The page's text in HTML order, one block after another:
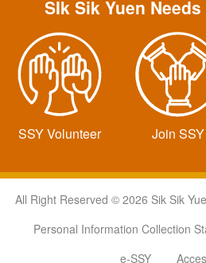
SIk Sik Yuen
SSY Volunteer Join SSY
All Right Reserved © 2026 Sik Sik
Personal Information Collection
e-SSY